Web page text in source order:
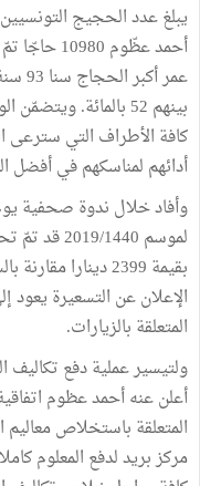
كافة الأطراف التي سترعى
أدائهم لمناسكهم في أفضل
بقيمة 2399 دينارا
الإعلان عن التسعيرة يعود
المتعلقة بالزيارات.
ولتيسير عملية دفع
أعلن عنه أحمد عظوم اتفاقية
المتعلقة باستخلاص
مركز بريد لدفع المعلوم